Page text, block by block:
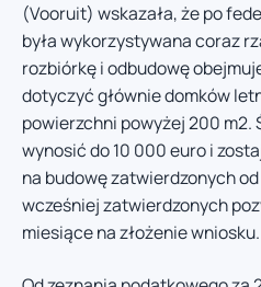
(Vooruit) wskazała, że po
była wykorzystywana coraz
rozbiórkę i odbudowę
dotyczyć głównie domków
powierzchni powyżej 200 m2.
wynosić do 10 000 euro i
na budowę zatwierdzonych
wcześniej zatwierdzonych
miesiące na złożenie wniosku.